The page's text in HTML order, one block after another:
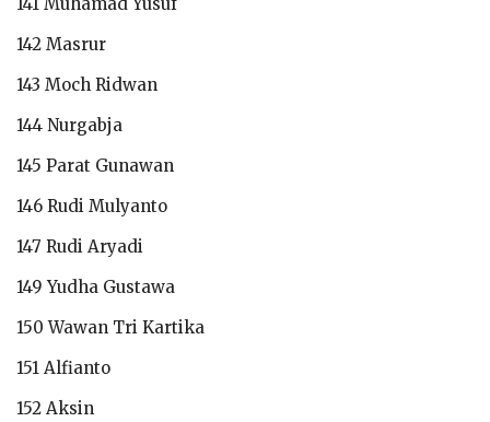
142 Masrur
143 Moch Ridwan
144 Nurgabja
145 Parat Gunawan
146 Rudi Mulyanto
147 Rudi Aryadi
149 Yudha Gustawa
150 Wawan Tri Kartika
151 Alfianto
152 Aksin